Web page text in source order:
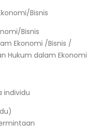
Bisnis
Bisnis
Ekonomi /Bisnis /
Hukum dalam Ekonomi
individu